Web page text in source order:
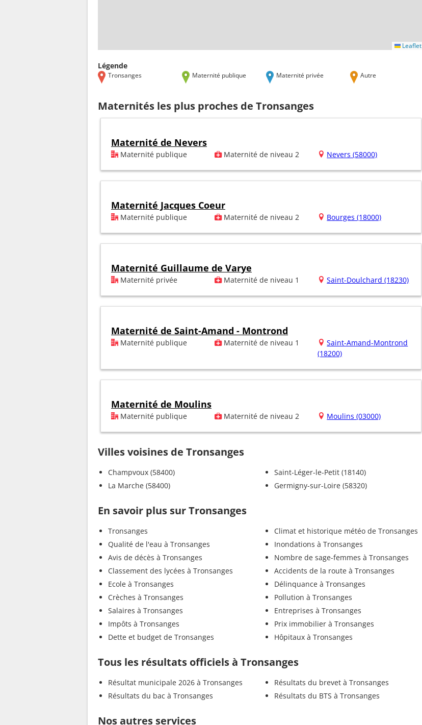
Leaflet
Légende
Tronsanges Maternité publique Maternité privée Autre
Maternités les plus proches de Tronsanges
Maternité de Nevers
Maternité publique Maternité de niveau 2 Nevers (58000)
Maternité Jacques Coeur
Maternité publique Maternité de niveau 2 Bourges (18000)
Maternité Guillaume de Varye
Maternité privée Maternité de niveau 1 Saint-Doulchard (18230)
Maternité de Saint-Amand - Montrond
Maternité publique Maternité de niveau 1
Saint-Amand-Montrond
(18200)
Maternité de Moulins
Maternité publique Maternité de niveau 2 Moulins (03000)
Villes voisines de Tronsanges
Champvoux (58400)
La Marche (58400)
Saint-Léger-le-Petit (18140)
Germigny-sur-Loire (58320)
En savoir plus sur Tronsanges
Tronsanges
Qualité de l'eau à Tronsanges
Avis de décès à Tronsanges
Classement des lycées à Tronsanges
Ecole à Tronsanges
Crèches à Tronsanges
Salaires à Tronsanges
Impôts à Tronsanges
Dette et budget de Tronsanges
Climat et historique météo de Tronsanges
Inondations à Tronsanges
Nombre de sage-femmes à Tronsanges
Accidents de la route à Tronsanges
Délinquance à Tronsanges
Pollution à Tronsanges
Entreprises à Tronsanges
Prix immobilier à Tronsanges
Hôpitaux à Tronsanges
Tous les résultats officiels à Tronsanges
Résultat municipale 2026 à Tronsanges
Résultats du bac à Tronsanges
Résultats du brevet à Tronsanges
Résultats du BTS à Tronsanges
Nos autres services